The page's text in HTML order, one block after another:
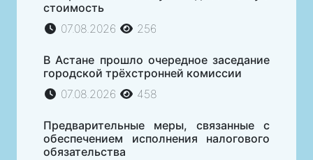
стоимость
07.08.2026
256
В Астане прошло очередное заседание
городской трёхстронней комиссии
07.08.2026
458
Предварительные меры, связанные с
обеспечением исполнения налогового
обязательства